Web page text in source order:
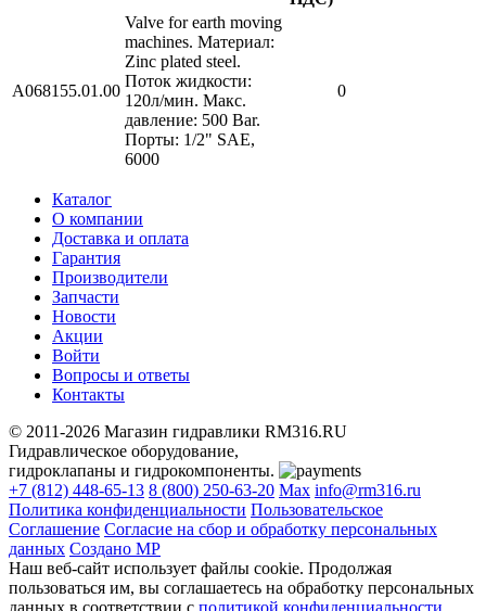
A068155.01.00
Valve for earth moving
machines. Материал:
Zinc plated steel.
Поток жидкости:
120л/мин. Макс.
давление: 500 Bar.
Порты: 1/2" SAE,
6000
0
Каталог
О компании
Доставка и оплата
Гарантия
Производители
Запчасти
Новости
Акции
Войти
Вопросы и ответы
Контакты
© 2011-2026 Магазин гидравлики RM316.RU
Гидравлическое оборудование,
гидроклапаны и гидрокомпоненты.
+7 (812) 448-65-13 8 (800) 250-63-20 Max info@rm316.ru
Политика конфиденциальности Пользовательское
Соглашение Согласие на сбор и обработку персональных
данных Создано МР
Наш веб-сайт использует файлы cookie. Продолжая
пользоваться им, вы соглашаетесь на обработку персональных